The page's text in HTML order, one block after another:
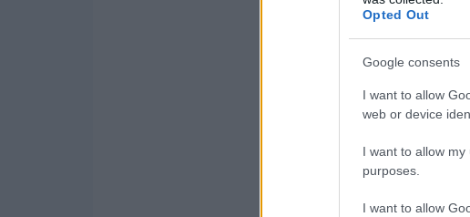
Opted Out
Google consents
I want to allow
web or device
I want to allow
purposes.
I want to allow